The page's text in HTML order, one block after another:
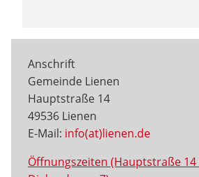
Anschrift
Gemeinde Lienen
Hauptstraße 14
49536 Lienen
E-Mail: info(at)lienen.de
Öffnungszeiten (Hauptstraße